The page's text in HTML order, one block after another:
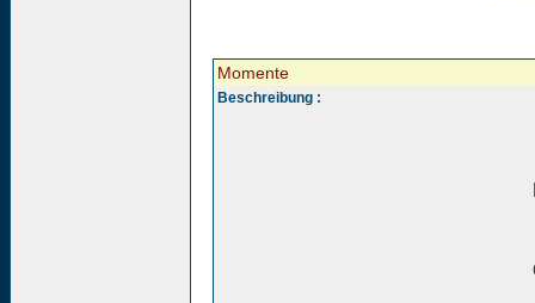
Momente
Beschreibung :